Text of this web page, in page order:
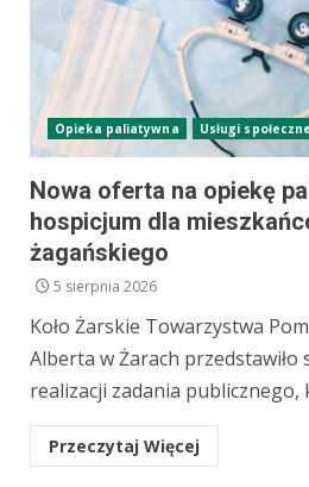
Opieka paliatywna Usługi społeczne
Nowa oferta na opiekę
hospicjum dla
żagańskiego
5 sierpnia 2026
Koło Żarskie Towarzystwa
Alberta w Żarach przedstawiło
realizacji zadania publicznego,
Przeczytaj Więcej